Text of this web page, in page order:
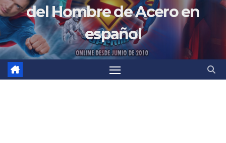
del Hombre de Acero en
español